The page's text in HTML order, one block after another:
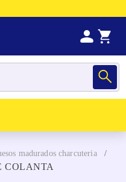
madurados charcuteria
COLANTA